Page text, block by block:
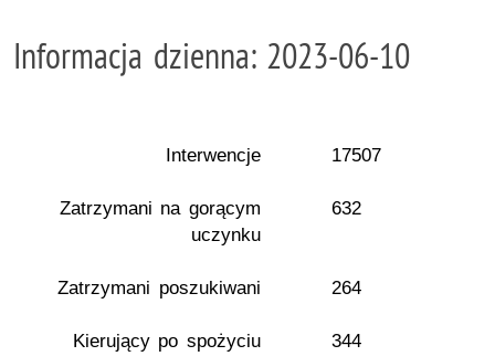
Informacja dzienna: 2023-06-10
Interwencje 17507
Zatrzymani na gorącym
uczynku
632
Zatrzymani poszukiwani 264
Kierujący po spożyciu
344